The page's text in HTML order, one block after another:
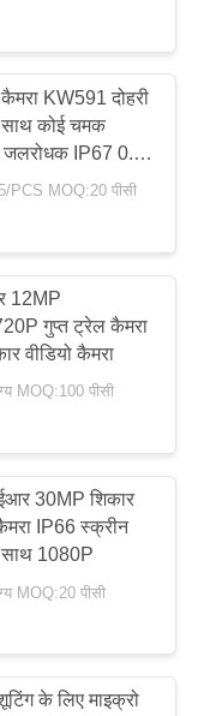
कैमरा KW591 दोहरी
कोई चमक
IP67 0.4s
के लिए 512GB
PCS MOQ:20 पीसी
12MP
गुप्त ट्रेल कैमरा
वीडियो कैमरा
MOQ:100 पीसी
30MP शिकार
IP66 स्क्रीन
1080P
MOQ:20 पीसी
के लिए माइक्रो